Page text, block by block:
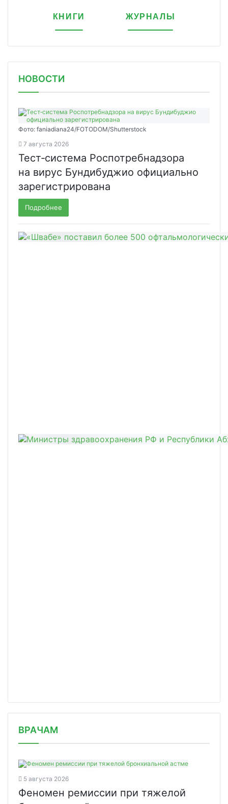
КНИГИ ЖУРНАЛЫ
НОВОСТИ
Фото: faniadiana24/FOTODOM/Shutterstock
7 августа 2026
Тест‑система Роспотребнадзора
на вирус Бундибуджио официально
зарегистрирована
Подробнее
ВРАЧАМ
5 августа 2026
Феномен ремиссии при тяжелой